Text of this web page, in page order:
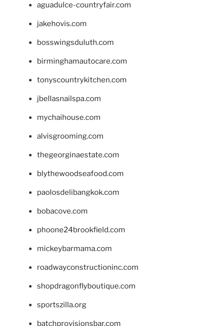
aguadulce-countryfair.com
jakehovis.com
bosswingsduluth.com
birminghamautocare.com
tonyscountrykitchen.com
jbellasnailspa.com
mychaihouse.com
alvisgrooming.com
thegeorginaestate.com
blythewoodseafood.com
paolosdelibangkok.com
bobacove.com
phoone24brookfield.com
mickeybarmama.com
roadwayconstructioninc.com
shopdragonflyboutique.com
sportszilla.org
batchprovisionsbar.com